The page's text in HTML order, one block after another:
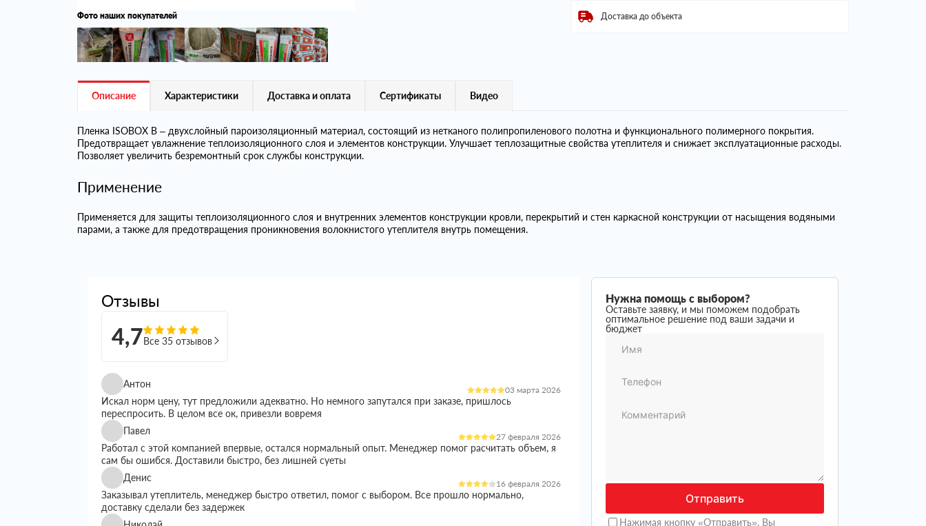
Фото наших покупателей Доставка до объекта
Описание Характеристики Доставка и оплата Сертификаты Видео
Пленка ISOBOX В – двухслойный пароизоляционный материал, состоящий из нетканого полипропиленового полотна и функционального полимерного покрытия.
Предотвращает увлажнение теплоизоляционного слоя и элементов конструкции. Улучшает теплозащитные свойства утеплителя и снижает эксплуатационные расходы.
Позволяет увеличить безремонтный срок службы конструкции.
Применение
Применяется для защиты теплоизоляционного слоя и внутренних элементов конструкции кровли, перекрытий и стен каркасной конструкции от насыщения водяными
парами, а также для предотвращения проникновения волокнистого утеплителя внутрь помещения.
Отзывы
4,7Все 35 отзывов
Антон
03 марта 2026
Искал норм цену, тут предложили адекватно. Но немного запутался при заказе, пришлось
переспросить. В целом все ок, привезли вовремя
Павел
27 февраля 2026
Работал с этой компанией впервые, остался нормальный опыт. Менеджер помог расчитать объем, я
сам бы ошибся. Доставили быстро, без лишней суеты
Денис
16 февраля 2026
Заказывал утеплитель, менеджер быстро ответил, помог с выбором. Все прошло нормально,
доставку сделали без задержек
Нужна помощь с выбором?
Оставьте заявку, и мы поможем подобрать
оптимальное решение под ваши задачи и
бюджет
Отправить
Нажимая кнопку «Отправить», Вы